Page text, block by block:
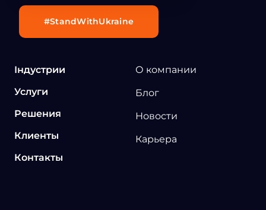
Індустрии
Услуги
Решения
Клиенты
Контакты
О компании
Блог
Новости
Карьера
#StandWithUkraine